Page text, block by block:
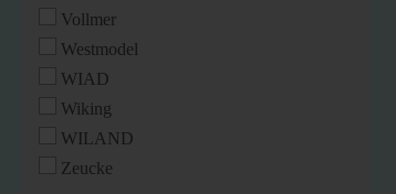
Vollmer
Westmodel
WIAD
Wiking
WILAND
Zeucke